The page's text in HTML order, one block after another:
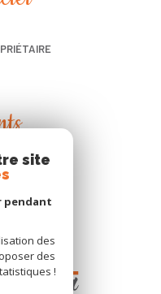
site
pendant
des
des
!